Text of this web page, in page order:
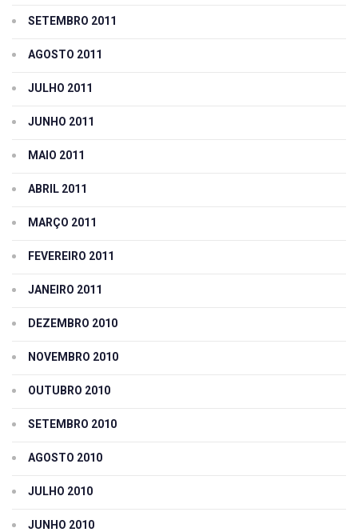
SETEMBRO 2011
AGOSTO 2011
JULHO 2011
JUNHO 2011
MAIO 2011
ABRIL 2011
MARÇO 2011
FEVEREIRO 2011
JANEIRO 2011
DEZEMBRO 2010
NOVEMBRO 2010
OUTUBRO 2010
SETEMBRO 2010
AGOSTO 2010
JULHO 2010
JUNHO 2010